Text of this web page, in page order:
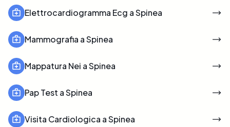
Elettrocardiogramma Ecg a Spinea
Mammografia a Spinea
Mappatura Nei a Spinea
Pap Test a Spinea
Visita Cardiologica a Spinea